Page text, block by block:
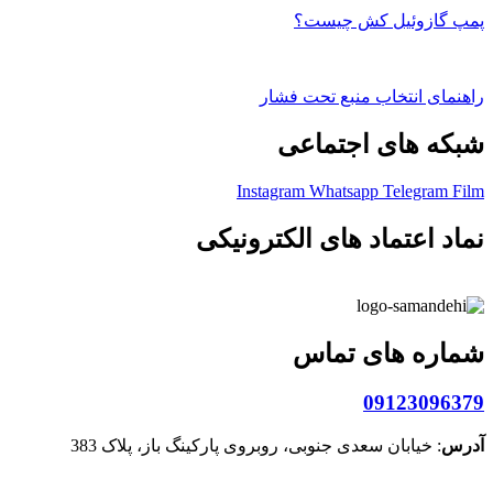
پمپ گازوئیل کش چیست؟
راهنمای انتخاب منبع تحت فشار
شبکه های اجتماعی
Instagram Whatsapp Telegram Film
نماد اعتماد های الکترونیکی
شماره های تماس
09123096379
آدرس: خیابان سعدی جنوبی، روبروی پارکینگ باز، پلاک 383